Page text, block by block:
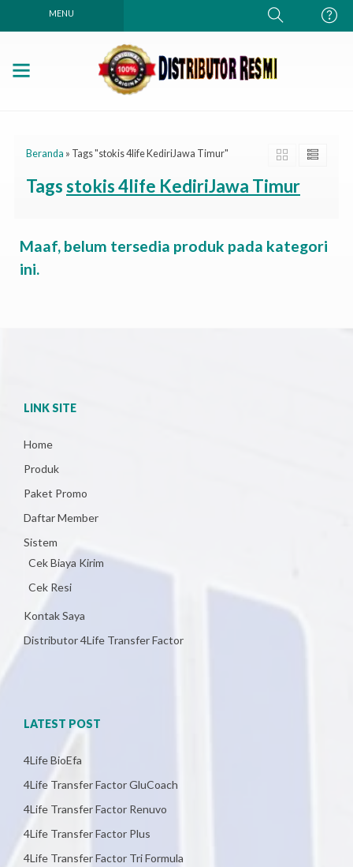
MENU
Beranda » Tags "stokis 4life KediriJawa Timur"
Tagsstokis 4life KediriJawa Timur
Maaf, belum tersedia produk pada kategori
ini.
LINK SITE
Home
Produk
Paket Promo
Daftar Member
Sistem
Cek Biaya Kirim
Cek Resi
Kontak Saya
Distributor 4Life Transfer Factor
LATEST POST
4Life BioEfa
4Life Transfer Factor GluCoach
4Life Transfer Factor Renuvo
4Life Transfer Factor Plus
4Life Transfer Factor Tri Formula